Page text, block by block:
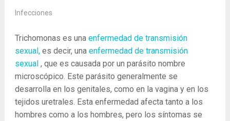
Infecciones
Trichomonas es una enfermedad de transmisión
sexual,es decir, una enfermedad de transmisión
sexual, que es causada por un parásito nombre
microscópico. Este parásito generalmente se
desarrolla en los genitales, como en la vagina y en los
tejidos uretrales. Esta enfermedad afecta tanto a los
hombres como a los hombres, pero los síntomas se